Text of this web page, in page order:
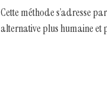
Cette méthode s’adresse
alternative plus humaine et